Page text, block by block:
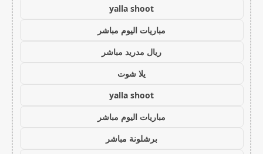
yalla shoot
مباريات اليوم مباشر
ريال مدريد مباشر
يلا شوت
yalla shoot
مباريات اليوم مباشر
برشلونة مباشر